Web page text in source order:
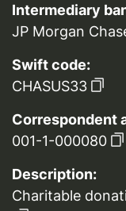
Intermediary
JP Morgan
Swift code:
CHASUS33
Correspondent
001-1-000080
Description:
Charitable